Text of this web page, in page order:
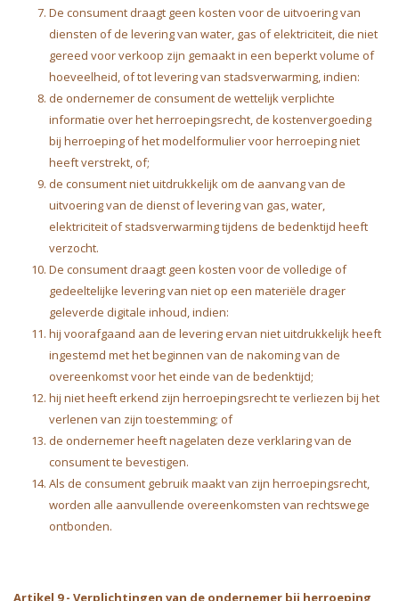
De consument draagt geen kosten voor de uitvoering van
diensten of de levering van water, gas of elektriciteit, die niet
gereed voor verkoop zijn gemaakt in een beperkt volume of
hoeveelheid, of tot levering van stadsverwarming, indien:
de ondernemer de consument de wettelijk verplichte
informatie over het herroepingsrecht, de kostenvergoeding
bij herroeping of het modelformulier voor herroeping niet
heeft verstrekt, of;
de consument niet uitdrukkelijk om de aanvang van de
uitvoering van de dienst of levering van gas, water,
elektriciteit of stadsverwarming tijdens de bedenktijd heeft
verzocht.
De consument draagt geen kosten voor de volledige of
gedeeltelijke levering van niet op een materiële drager
geleverde digitale inhoud, indien:
hij voorafgaand aan de levering ervan niet uitdrukkelijk heeft
ingestemd met het beginnen van de nakoming van de
overeenkomst voor het einde van de bedenktijd;
hij niet heeft erkend zijn herroepingsrecht te verliezen bij het
verlenen van zijn toestemming; of
de ondernemer heeft nagelaten deze verklaring van de
consument te bevestigen.
Als de consument gebruik maakt van zijn herroepingsrecht,
worden alle aanvullende overeenkomsten van rechtswege
ontbonden.
Artikel 9 - Verplichtingen van de ondernemer bij herroeping